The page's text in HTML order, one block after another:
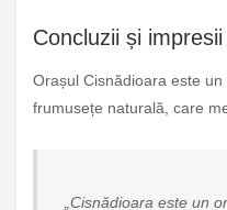
Concluzii și impresii
Orașul Cisnădioara este
frumusețe naturală, care
„Cisnădioara este un